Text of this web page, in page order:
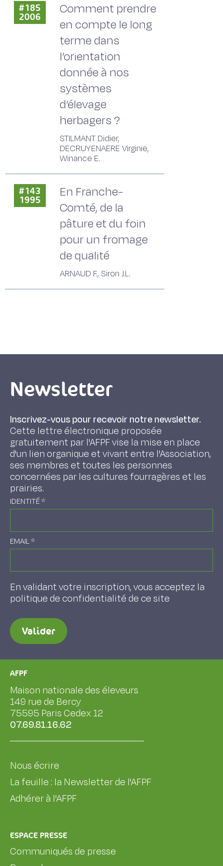
#185
2006
Comment prendre
en compte le long
terme dans
l’orientation
donnée à nos
systèmes
d’élevage
herbagers ?
STILMANT Didier,
DECRUYENAERE Virginie,
Winance E.
#143
1995
En Franche-
Comté, de la
pâture et du foin
pour un fromage
de qualité
ARNAUD F., Siron J.L.
Newsletter
Inscrivez-vous pour recevoir notre newsletter.
Cette lettre électronique proposée
gratuitement par l'AFPF vise la mise en place
d'un lien organique et vivant entre l'Association,
ses membres et toutes les personnes
concernées par les cultures fourragères et les
prairies.
IDENTITÉ*
EMAIL*
En validant votre inscription, vous acceptez la
politique de confidentialité de ce site
Valider
AFPF
Maison nationale des éleveurs
149 rue de Bercy
75595 Paris Cedex 12
07.69.81.16.62
Nous écrire
La feuille : la Newsletter de l'AFPF
Adhérer à l'AFPF
ESPACE PRESSE
Communiqués de presse